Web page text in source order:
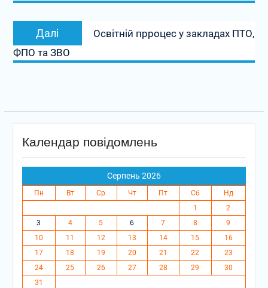
Далі
запис:
Освітній прроцес у закладах ПТО,
ФПО та ЗВО
Календар повідомлень
Серпень 2026
Пн Вт Ср Чт Пт Сб
Нд
1
2
3
4 5 6 7 8
9
10
11 12 13 14 15
16
17
18 19 20 21 22
23
24
25 26 27 28 29
30
31